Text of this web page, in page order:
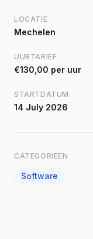
LOCATIE
Mechelen
UURTARIEF
€130,00 per uur
STARTDATUM
14 July 2026
CATEGORIEEN
Software